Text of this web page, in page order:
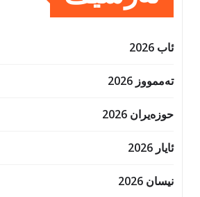
ئاب 2026
تەممووز 2026
حوزه‌یران 2026
ئایار 2026
نیسان 2026